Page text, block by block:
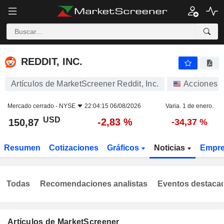
REDDIT, INC.
REDDIT, INC.
Artículos de MarketScreener Reddit, Inc. Acciones
Mercado cerrado - NYSE 22:04:15 06/08/2026 Varia. 1 de enero.
150,87 USD -2,83 % -34,37 %
Resumen Cotizaciones Gráficos Noticias
Artículos de MarketScreener
Todas Recomendaciones analistas Eventos